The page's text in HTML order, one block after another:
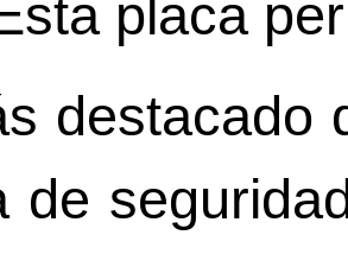
placa
destacado
de